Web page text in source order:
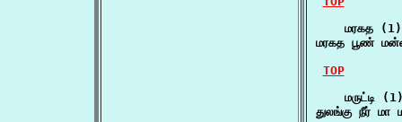
    மரகத (1)
மரகத பூண்
TOP
மருட்டி
துலங்கு நீர் மா